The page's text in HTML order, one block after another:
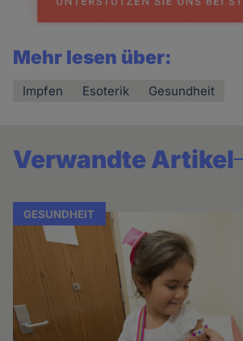
Mehr lesen über:
Impfen Esoterik Gesundheit
Verwandte Artikel
GESUNDHEIT